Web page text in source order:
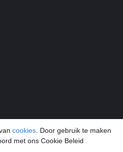
cookies . Door gebruik te maken
met ons Cookie Beleid